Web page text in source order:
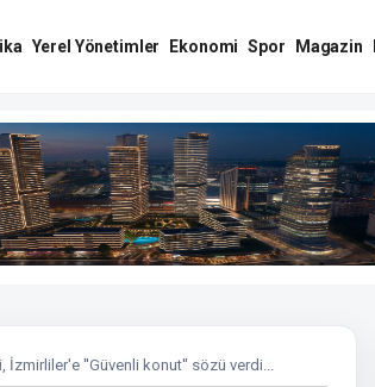
Yerel Yönetimler Ekonomi Spor Magazin
İzmirliler'e ''Güvenli konut'' sözü verdi...